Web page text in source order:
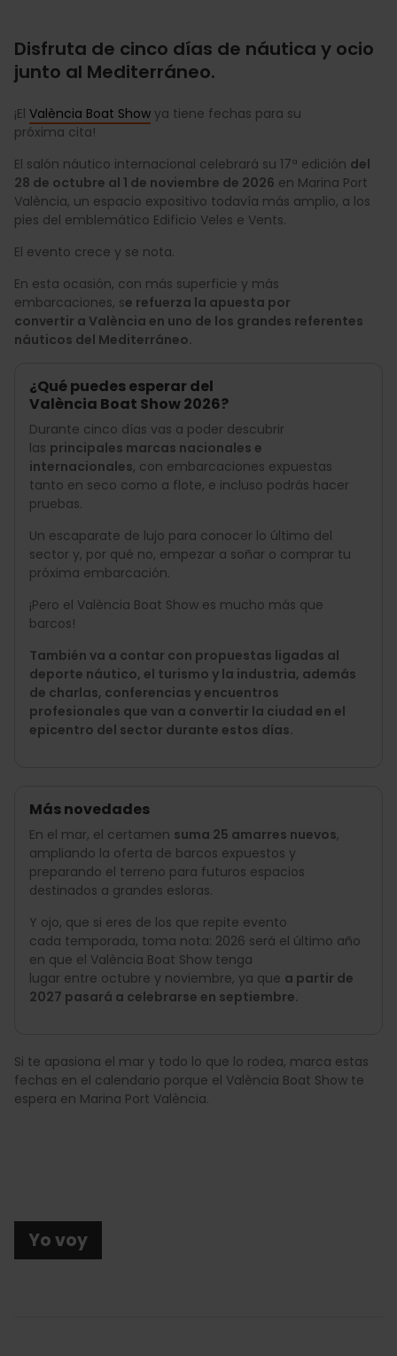
Disfruta de cinco días de náutica y ocio
junto al Mediterráneo.
¡El València Boat Show ya tiene fechas para su
próxima cita!
El salón náutico internacional celebrará su 17ª edición del
28 de octubre al 1 de noviembre de 2026 en Marina Port
València, un espacio expositivo todavía más amplio, a los
pies del emblemático Edificio Veles e Vents.
El evento crece y se nota.
En esta ocasión, con más superficie y más
embarcaciones, se refuerza la apuesta por
convertir a València en uno de los grandes referentes
náuticos del Mediterráneo.
¿Qué puedes esperar del
València Boat Show 2026?
Durante cinco días vas a poder descubrir
las principales marcas nacionales e
internacionales, con embarcaciones expuestas
tanto en seco como a flote, e incluso podrás hacer
pruebas.
Un escaparate de lujo para conocer lo último del
sector y, por qué no, empezar a soñar o comprar tu
próxima embarcación.
¡Pero el València Boat Show es mucho más que
barcos!
También va a contar con propuestas ligadas al
deporte náutico, el turismo y la industria, además
de charlas, conferencias y encuentros
profesionales que van a convertir la ciudad en el
epicentro del sector durante estos días.
Más novedades
En el mar, el certamen suma 25 amarres nuevos,
ampliando la oferta de barcos expuestos y
preparando el terreno para futuros espacios
destinados a grandes esloras.
Y ojo, que si eres de los que repite evento
cada temporada, toma nota: 2026 será el último año
en que el València Boat Show tenga
lugar entre octubre y noviembre, ya que a partir de
2027 pasará a celebrarse en septiembre.
Si te apasiona el mar y todo lo que lo rodea, marca estas
fechas en el calendario porque el València Boat Show te
espera en Marina Port València.
Yo voy